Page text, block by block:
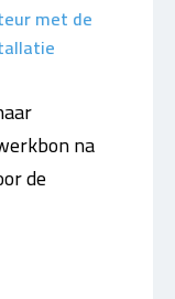
met de
na
de